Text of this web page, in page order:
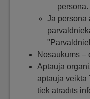
persona.
Ja persona
Nosaukums –
Aptauja
aptauja veikta
tiek atrādīts